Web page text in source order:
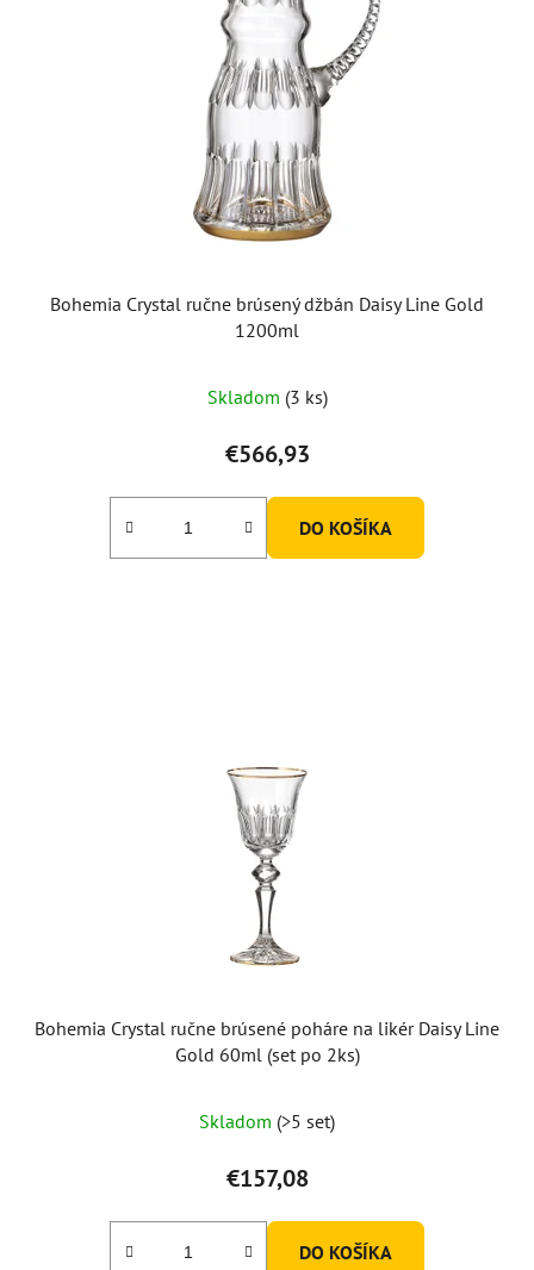
Bohemia Crystal ručne brúsený džbán Daisy Line Gold
1200ml
Skladom (3 ks)
€566,93
DO KOŠÍKA
Bohemia Crystal ručne brúsené poháre na likér Daisy Line
Gold 60ml (set po 2ks)
Skladom (>5 set)
€157,08
DO KOŠÍKA